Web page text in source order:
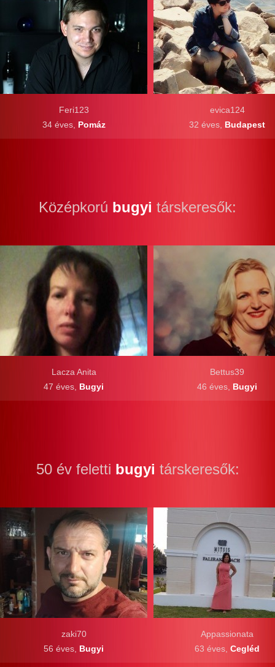
evica124
32 éves, Budapest
Feri123
34 éves, Pomáz
Középkorú bugyi társkeresők:
Lacza Anita
47 éves, Bugyi
Bettus39
46 éves, Bugyi
50 év feletti bugyi társkeresők:
Appassionata
63 éves, Cegléd
zaki70
56 éves, Bugyi